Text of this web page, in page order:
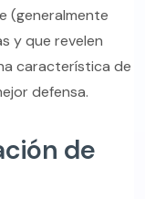
(generalmente
y que revelen
característica de
defensa.
de